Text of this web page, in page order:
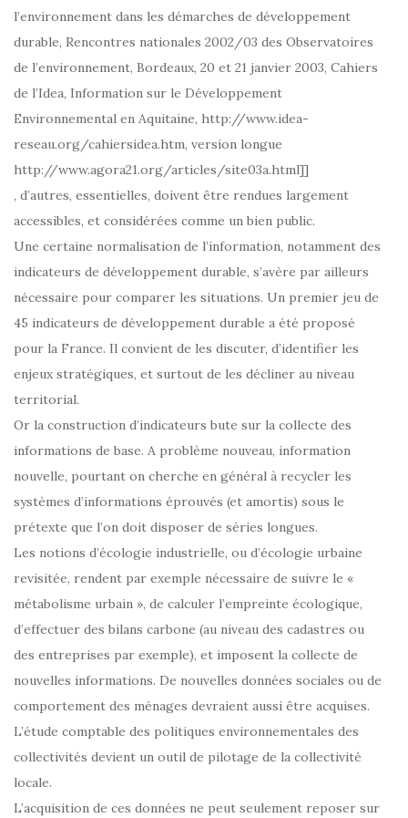
l’environnement dans les démarches de développement
durable, Rencontres nationales 2002/03 des Observatoires
de l’environnement, Bordeaux, 20 et 21 janvier 2003, Cahiers
de l’Idea, Information sur le Développement
Environnemental en Aquitaine, http://www.idea-
reseau.org/cahiersidea.htm, version longue
http://www.agora21.org/articles/site03a.html]]
, d’autres, essentielles, doivent être rendues largement
accessibles, et considérées comme un bien public.
Une certaine normalisation de l’information, notamment des
indicateurs de développement durable, s’avère par ailleurs
nécessaire pour comparer les situations. Un premier jeu de
45 indicateurs de développement durable a été proposé
pour la France. Il convient de les discuter, d’identifier les
enjeux stratégiques, et surtout de les décliner au niveau
territorial.
Or la construction d’indicateurs bute sur la collecte des
informations de base. A problème nouveau, information
nouvelle, pourtant on cherche en général à recycler les
systèmes d’informations éprouvés (et amortis) sous le
prétexte que l’on doit disposer de séries longues.
Les notions d’écologie industrielle, ou d’écologie urbaine
revisitée, rendent par exemple nécessaire de suivre le «
métabolisme urbain », de calculer l’empreinte écologique,
d’effectuer des bilans carbone (au niveau des cadastres ou
des entreprises par exemple), et imposent la collecte de
nouvelles informations. De nouvelles données sociales ou de
comportement des ménages devraient aussi être acquises.
L’étude comptable des politiques environnementales des
collectivités devient un outil de pilotage de la collectivité
locale.
L’acquisition de ces données ne peut seulement reposer sur